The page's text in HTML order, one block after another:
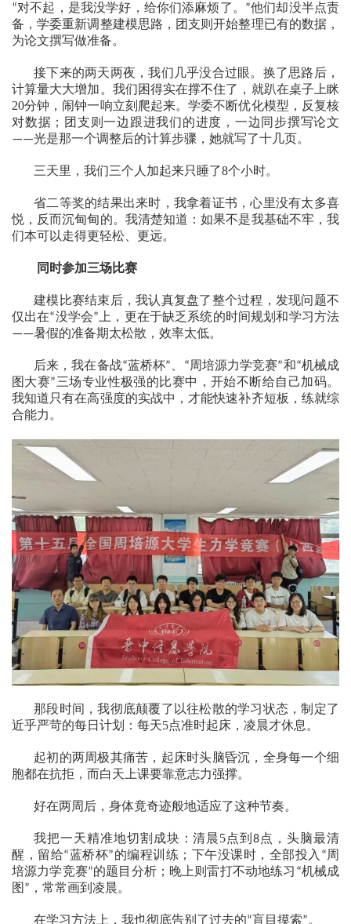
“对不起，是我没学好，给你们添麻烦了。 ”他们却没半点责
备，学委重新调整建模思路，团支则开始整理已有的数据，
为论文撰写做准备。
接下来的两天两夜，我们几乎没合过眼。换了思路后，
计算量大大增加。我们困得实在撑不住了，就趴在桌子上眯
20分钟，闹钟一响立刻爬起来。学委不断优化模型，反复核
对数据；团支则一边跟进我们的进度，一边同步撰写论文
——光是那一个调整后的计算步骤，她就写了十几页。
三天里，我们三个人加起来只睡了8个小时。
省二等奖的结果出来时，我拿着证书，心里没有太多喜
悦，反而沉甸甸的。我清楚知道：如果不是我基础不牢，我
们本可以走得更轻松、更远。
同时参加三场比赛
建模比赛结束后，我认真复盘了整个过程，发现问题不
仅出在“没学会” 上，更在于缺乏系统的时间规划和学习方法
——暑假的准备期太松散，效率太低。
后来，我在备战“蓝桥杯” “周培源力学竞赛”和“机械成
图大赛”三场专业性极强的比赛中，开始不断给自己加码。
我知道只有在高强度的实战中，才能快速补齐短板，练就综
合能力。
那段时间，我彻底颠覆了以往松散的学习状态，制定了
近乎严苛的每日计划：每天5点准时起床，凌晨才休息。
起初的两周极其痛苦，起床时头脑昏沉，全身每一个细
胞都在抗拒，而白天上课要靠意志力强撑。
好在两周后，身体竟奇迹般地适应了这种节奏。
我把一天精准地切割成块：清晨5点到8点，头脑最清
醒，留给“蓝桥杯”的编程训练；下午没课时，全部投入 “周
培源力学竞赛”的题目分析；晚上则雷打不动地练习 “机械成
图 ” ，常常画到凌晨。
在学习方法上，我也彻底告别了过去的“盲目摸索”。